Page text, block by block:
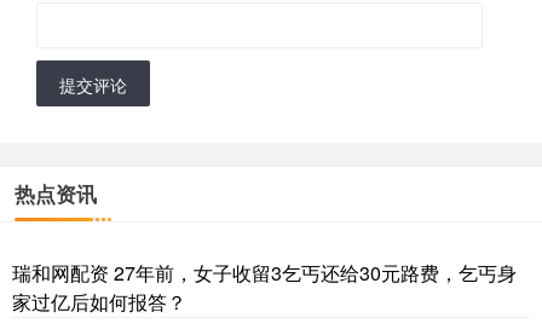
提交评论
热点资讯
瑞和网配资 27年前，女子收留3乞丐还给30元路费，乞丐身
家过亿后如何报答？